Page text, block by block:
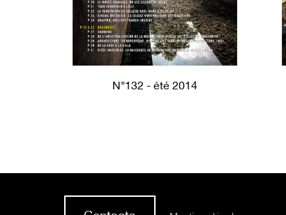
N°132 - été 2014